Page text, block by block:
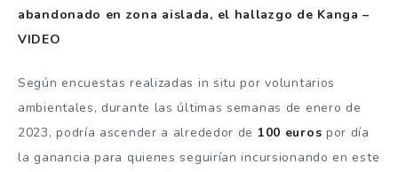
abandonado en zona aislada, el hallazgo de Kanga –
VIDEO
Según encuestas realizadas in situ por voluntarios
ambientales, durante las últimas semanas de enero de
2023, podría ascender a alrededor de 100 euros por día
la ganancia para quienes seguirían incursionando en este